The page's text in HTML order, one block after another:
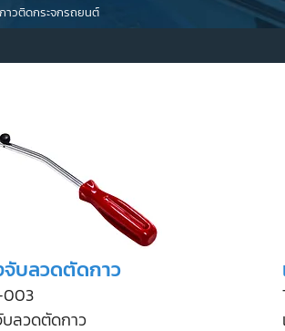
วติดกระจกรถยนต์
จับลวดตัดกาว
บลวดตัดกาว